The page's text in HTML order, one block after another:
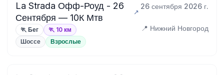
La Strada Офф-Роуд - 26
Сентября — 10К Мтв
26 сентября 2026 г.
🏃 Бег 🏃 10 км 📍 Нижний Новгород
Шоссе Взрослые